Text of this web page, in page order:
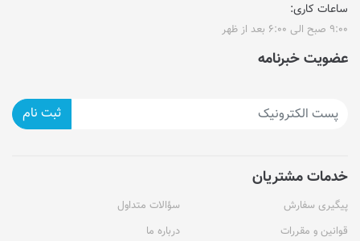
ساعات کاری:
۹:۰۰ صبح الی ۶:۰۰ بعد از ظهر
عضویت خبرنامه
ثبت نام
خدمات مشتریان
پیگیری سفارش
سؤالات متداول
قوانین و مقررات
درباره ما